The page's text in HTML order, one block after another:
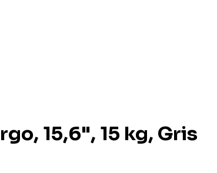
15,6", 15 kg, Gris